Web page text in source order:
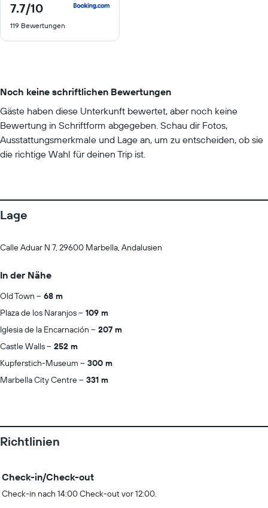
7.7/10
7.7
10
119 Bewertungen
Noch keine schriftlichen Bewertungen
Gäste haben diese Unterkunft bewertet, aber noch keine
Bewertung in Schriftform abgegeben. Schau dir Fotos,
Ausstattungsmerkmale und Lage an, um zu entscheiden, ob sie
die richtige Wahl für deinen Trip ist.
Lage
Calle Aduar N 7, 29600 Marbella, Andalusien
In der Nähe
Old Town
68 m
Plaza de los Naranjos
109 m
Iglesia de la Encarnación
207 m
Castle Walls
252 m
Kupferstich-Museum
300 m
Marbella City Centre
331 m
Richtlinien
Check-in/Check-out
Check-in nach 14:00 Check-out vor 12:00.